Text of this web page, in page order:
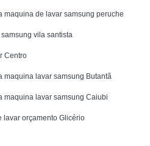
maquina de lavar samsung peruche
vila santista
Centro
maquina lavar samsung Butantã
maquina lavar samsung Caiubi
lavar orçamento Glicério